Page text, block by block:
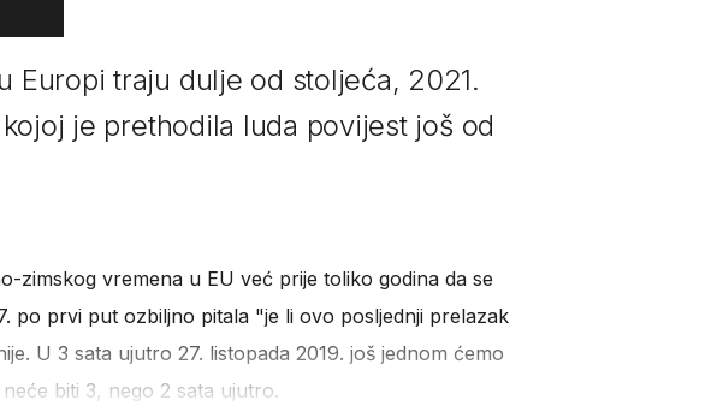
Europi traju dulje od stoljeća, 2021.
je prethodila luda povijest još od
zimskog vremena u EU već prije toliko godina da se
po prvi put ozbiljno pitala "je li ovo posljednji prelazak
U 3 sata ujutro 27. listopada 2019. još jednom ćemo
biti 3, nego 2 sata ujutro.